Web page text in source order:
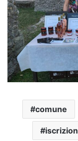
comune